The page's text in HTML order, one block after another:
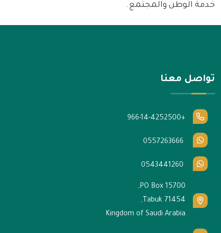
خدمة الوطن والمجتمع .
تواصل معنا
+966-14-4252500
PO Box 15700,
Tabuk 71454,
Kingdom of Saudi Arabia